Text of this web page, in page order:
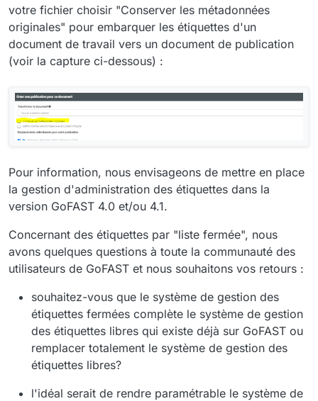
votre fichier choisir "Conserver les métadonnées
originales" pour embarquer les étiquettes d'un
document de travail vers un document de publication
(voir la capture ci-dessous) :
Pour information, nous envisageons de mettre en place
la gestion d'administration des étiquettes dans la
version GoFAST 4.0 et/ou 4.1.
Concernant des étiquettes par "liste fermée", nous
avons quelques questions à toute la communauté des
utilisateurs de GoFAST et nous souhaitons vos retours :
souhaitez-vous que le système de gestion des
étiquettes fermées complète le système de gestion
des étiquettes libres qui existe déjà sur GoFAST ou
remplacer totalement le système de gestion des
étiquettes libres?
l'idéal serait de rendre paramétrable le système de